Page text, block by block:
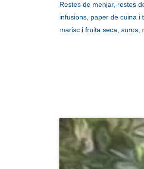
Restes de menjar, restes
infusions, paper de cuina i
marisc i fruita seca, suros,